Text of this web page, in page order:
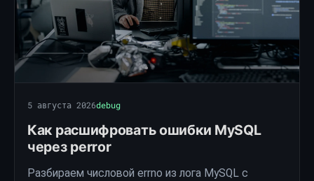
5 августа 2026debug
Как расшифровать ошибки MySQL
через perror
Разбираем числовой errno из лога MySQL с